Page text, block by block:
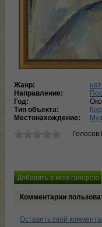
Жанр:
Направление:
Год:
Тип объекта:
Местонахождение:
Комментарии
Оставить свой